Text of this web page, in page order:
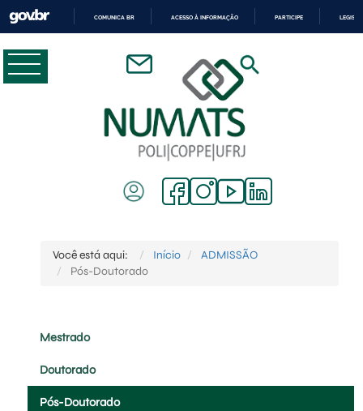
CONTEÚDO
COMUNICA BR ACESSO À INFORMAÇÃO PARTICIPE
Você está aqui: Início
ADMISSÃO
Pós-Doutorado
Mestrado
Doutorado
Pós-Doutorado